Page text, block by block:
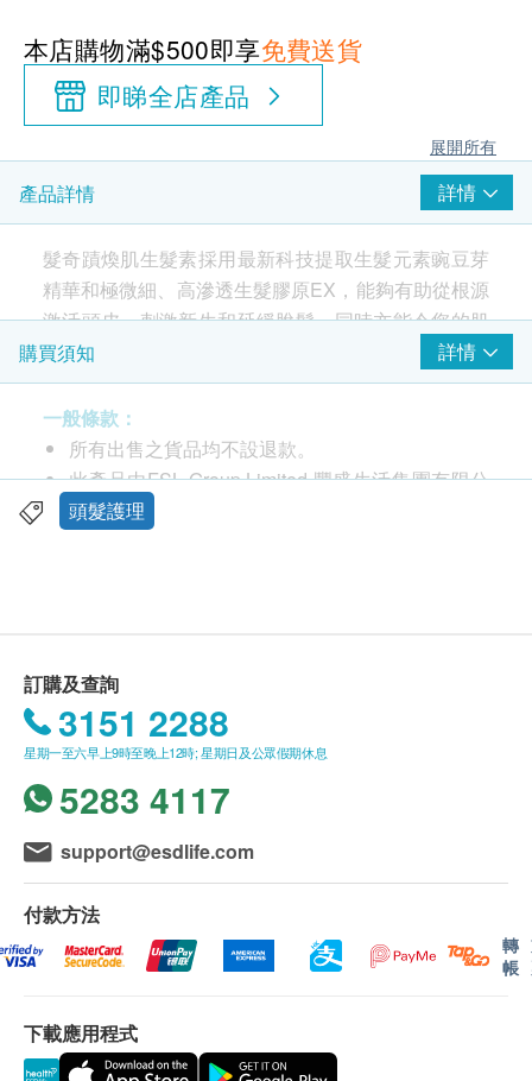
本店購物滿$500即享免費送貨
即睇全店產品
展開所有
產品詳情 詳情
髮奇蹟煥肌生髮素採用最新科技提取生髮元素豌豆芽
精華和極微細、高滲透生髮膠原EX，能夠有助從根源
激活頭皮、刺激新生和延緩脫髮，同時亦能令您的肌
膚變得更彈潤、透亮、年輕，達到最佳狀態，如同肌
齡逆轉10年。
煥髮奇蹟生髮潤黑激活精華噴霧採用專利防脫成分
AnaGain™、強效濃髮分子Redensyl®及專利黑髮仿
胜肽 Greyverse™，高效、高滲透、高濃度專利配方
對準毛囊提供重要營養及能量，從根本防脫生髮、維
功效
髮奇蹟煥肌生髮素
臨床實證顯示8週間減少脱髮達3300根*
• 頭髮粗度增加+2.9倍*，增強頭髮的彈性和抗斷
裂能力
• 頭髮毛囊的活躍度+31%*，增加毛髮數量&密度
和加速頭髮生長
• 改善頭髮質量令頭髮更柔軟、光滑、有光澤
• 極微細、高滲透生髮膠原EX增強皮膚的彈性和
• 8週間能提升30%皮膚的彈性*原產地: 日本
購買須知 詳情
一般條款：
所有出售之貨品均不設退款。
此產品由FSL Group Limited 豐盛生活集團有限公
司提供。
購買豐盛生活產品總額滿HK$500，即可享本地免
費送貨服務。賬單總額未滿HK$500需附加HK$30
運費。
我們將於確定訂單後1-3個工作天內安排發貨。
不排除運送時間會因節日而有所影響。當八號烈風
訊號懸掛或黑色暴雨警告生效時，送貨服務時間將
會延遲。
所有訂單須視乎相關貨品的供應情況再作最後確
認。倘若健康網購health.ESDlife未能提供任何訂
單上的貨品，健康網購health.ESDlife有權拒絕接
客再作安排。
頭髮護理
訂購及查詢
3151 2288
星期一至六早上9時至晚上12時; 星期日及公眾假期休息
5283 4117
support@esdlife.com
付款方法
轉
帳
下載應用程式